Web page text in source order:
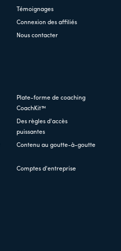
Témoignages
Connexion des affiliés
Nous contacter
Plate-forme de coaching
CoachKit™
Des règles d'accès
puissantes
Contenu au goutte-à-goutte
Comptes d'entreprise